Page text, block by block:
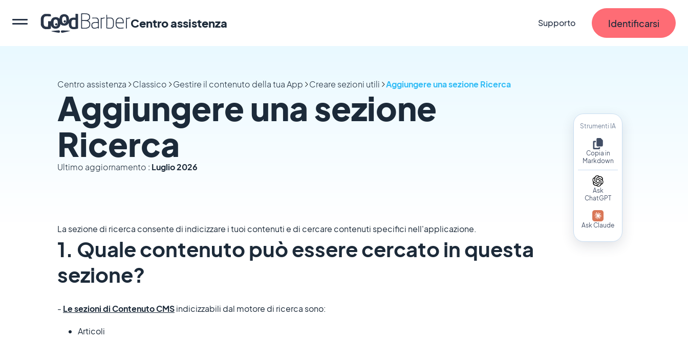
Centro assistenza Supporto Identificarsi
Strumenti IA
Copia in
Markdown
Ask
ChatGPT
Ask Claude
Centro assistenza Classico Gestire il contenuto della tua App Creare sezioni utili Aggiungere una sezione Ricerca
Aggiungere una sezione
Ricerca
Ultimo aggiornamento : Luglio 2026
La sezione di ricerca consente di indicizzare i tuoi contenuti e di cercare contenuti specifici nell'applicazione.
1. Quale contenuto può essere cercato in questa
sezione?
- Le sezioni di Contenuto CMSindicizzabili dal motore di ricerca sono:
Articoli